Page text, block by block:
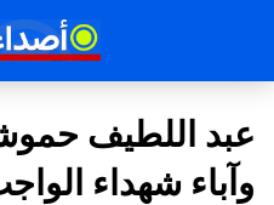
عبد اللطيف
وآباء شهداء